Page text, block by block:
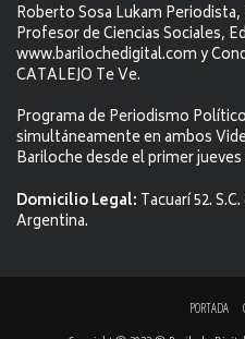
Roberto Sosa Lukam
Profesor de Ciencias Sociales,
www.barilochedigital.com y
CATALEJO Te Ve.
Programa de Periodismo
simultáneamente en ambos
Bariloche desde el primer jueves
Domicilio Legal: Tacuarí 52.
Argentina.
PORTADA